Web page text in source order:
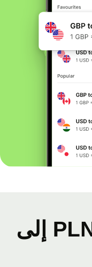
المخطط من PLN إلى